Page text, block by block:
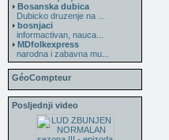
Bosanska dubica
Dubicko druzenje na ...
bosnjaci
informactivan, nauca...
MDfolkexpress
narodna i zabavna mu...
GéoCompteur
Posljednji video